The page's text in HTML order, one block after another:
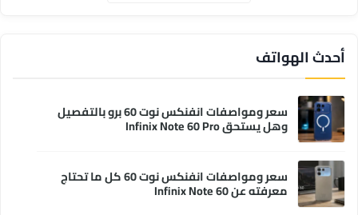
أحدث الهواتف
سعر ومواصفات انفنكس نوت 60 برو بالتفصيل
وهل يستحق Infinix Note 60 Pro
سعر ومواصفات انفنكس نوت 60 كل ما تحتاج
معرفته عن Infinix Note 60